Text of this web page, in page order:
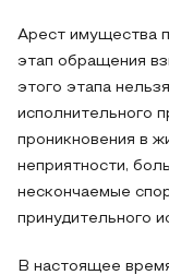
Арест имущества
этап обращения
этого этапа
исполнительного
проникновения в
неприятности,
нескончаемые
принудительного
В настоящее